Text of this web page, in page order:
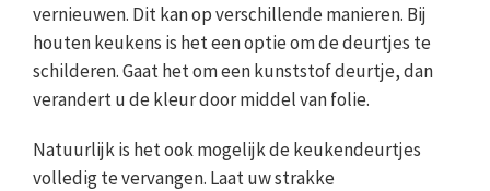
vernieuwen. Dit kan op verschillende manieren. Bij
houten keukens is het een optie om de deurtjes te
schilderen. Gaat het om een kunststof deurtje, dan
verandert u de kleur door middel van folie.
Natuurlijk is het ook mogelijk de keukendeurtjes
volledig te vervangen. Laat uw strakke